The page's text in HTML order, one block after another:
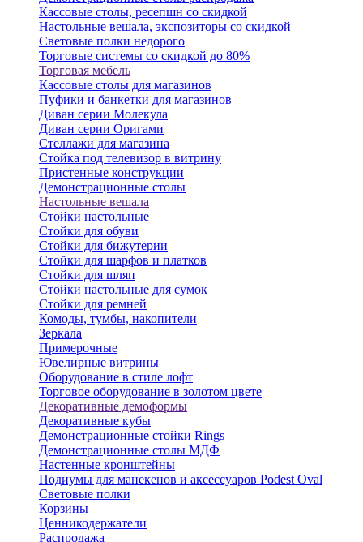
Кассовые столы, ресепшн со скидкой
Настольные вешала, экспозиторы со скидкой
Световые полки недорого
Торговые системы со скидкой до 80%
Торговая мебель
Кассовые столы для магазинов
Пуфики и банкетки для магазинов
Диван серии Молекула
Диван серии Оригами
Стеллажи для магазина
Стойка под телевизор в витрину
Пристенные конструкции
Демонстрационные столы
Настольные вешала
Стойки настольные
Стойки для обуви
Стойки для бижутерии
Стойки для шарфов и платков
Стойки для шляп
Стойки настольные для сумок
Стойки для ремней
Комоды, тумбы, накопители
Зеркала
Примерочные
Ювелирные витрины
Оборудование в стиле лофт
Торговое оборудование в золотом цвете
Декоративные демоформы
Декоративные кубы
Демонстрационные стойки Rings
Демонстрационные столы МДФ
Настенные кронштейны
Подиумы для манекенов и аксессуаров Podest Oval
Световые полки
Корзины
Ценникодержатели
Распродажа